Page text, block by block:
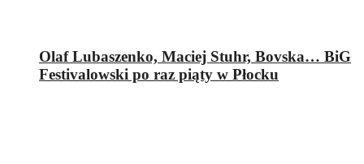
Olaf Lubaszenko, Maciej Stuhr, Bovska… BiG
Festivalowski po raz piąty w Płocku